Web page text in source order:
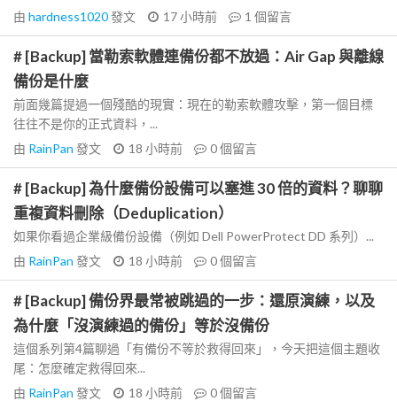
由 hardness1020發文 17 小時前 1 個留言
# [Backup] 當勒索軟體連備份都不放過：Air Gap 與離線
備份是什麼
前面幾篇提過一個殘酷的現實：現在的勒索軟體攻擊，第一個目標
往往不是你的正式資料，...
由 RainPan 發文 18 小時前 0個留言
# [Backup] 為什麼備份設備可以塞進 30 倍的資料？聊聊
重複資料刪除（Deduplication）
如果你看過企業級備份設備（例如 Dell PowerProtect DD 系列）...
由 RainPan 發文 18 小時前 0個留言
# [Backup] 備份界最常被跳過的一步：還原演練，以及
為什麼「沒演練過的備份」等於沒備份
這個系列第4篇聊過「有備份不等於救得回來」，今天把這個主題收
尾：怎麼確定救得回來...
由 RainPan 發文 18 小時前 0個留言